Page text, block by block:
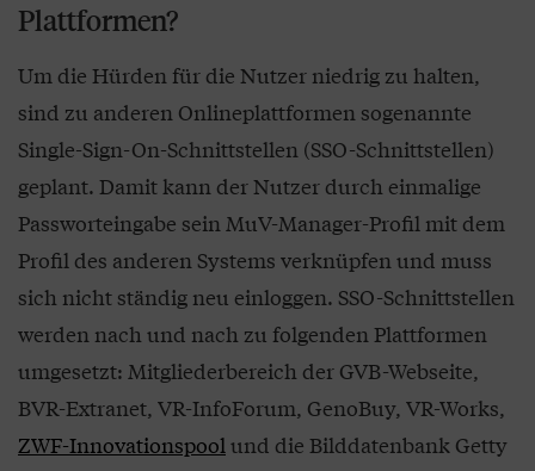
Plattformen?
Um die Hürden für die Nutzer niedrig zu halten,
sind zu anderen Onlineplattformen sogenannte
Single-Sign-On-Schnittstellen (SSO-Schnittstellen)
geplant. Damit kann der Nutzer durch einmalige
Passworteingabe sein MuV-Manager-Profil mit dem
Profil des anderen Systems verknüpfen und muss
sich nicht ständig neu einloggen. SSO-Schnittstellen
werden nach und nach zu folgenden Plattformen
umgesetzt: Mitgliederbereich der GVB-Webseite,
BVR-Extranet, VR-InfoForum, GenoBuy, VR-Works,
ZWF-Innovationspoolund die Bilddatenbank Getty